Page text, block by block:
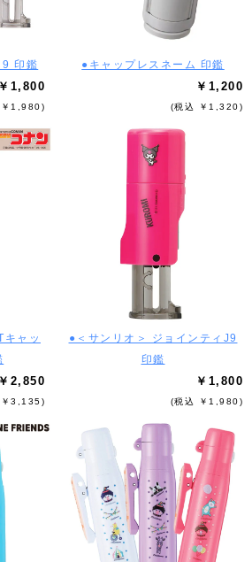
9 印鑑
￥1,800
1,980)
●キャップレスネーム 印鑑
￥1,200
(税込 ￥1,320)
キャッ
￥2,850
3,135)
●＜サンリオ＞ ジョインティJ9
印鑑
￥1,800
(税込 ￥1,980)